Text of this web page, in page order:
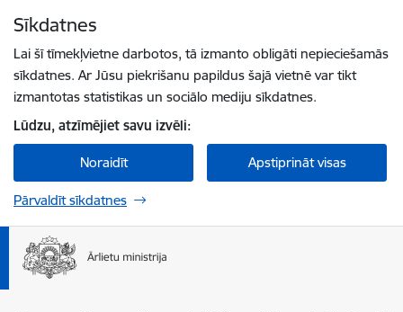
Sīkdatnes
Lai šī tīmekļvietne darbotos, tā izmanto obligāti nepieciešamās
sīkdatnes. Ar Jūsu piekrišanu papildus šajā vietnē var tikt
izmantotas statistikas un sociālo mediju sīkdatnes.
Lūdzu, atzīmējiet savu izvēli:
Noraidīt Apstiprināt visas
Pārvaldīt sīkdatnes